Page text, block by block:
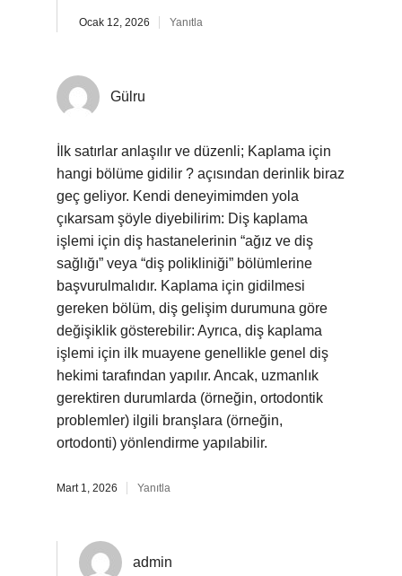
Ocak 12, 2026 Yanıtla
Gülru
İlk satırlar anlaşılır ve düzenli; Kaplama için
hangi bölüme gidilir ? açısından derinlik biraz
geç geliyor. Kendi deneyimimden yola
çıkarsam şöyle diyebilirim: Diş kaplama
işlemi için diş hastanelerinin “ağız ve diş
sağlığı” veya “diş polikliniği” bölümlerine
başvurulmalıdır. Kaplama için gidilmesi
gereken bölüm, diş gelişim durumuna göre
değişiklik gösterebilir: Ayrıca, diş kaplama
işlemi için ilk muayene genellikle genel diş
hekimi tarafından yapılır. Ancak, uzmanlık
gerektiren durumlarda (örneğin, ortodontik
problemler) ilgili branşlara (örneğin,
ortodonti) yönlendirme yapılabilir.
Mart 1, 2026 Yanıtla
admin